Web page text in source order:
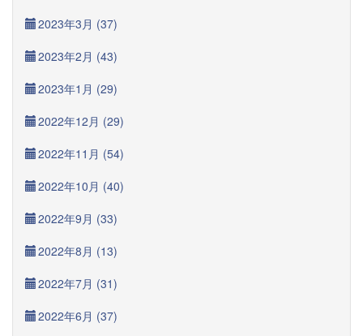
2023年3月 (37)
2023年2月 (43)
2023年1月 (29)
2022年12月 (29)
2022年11月 (54)
2022年10月 (40)
2022年9月 (33)
2022年8月 (13)
2022年7月 (31)
2022年6月 (37)